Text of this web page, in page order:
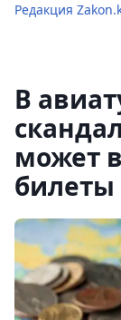
Редакция
В
может